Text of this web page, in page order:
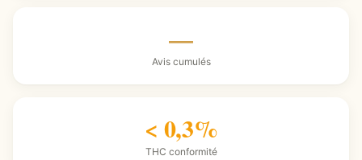
—
Avis cumulés
< 0,3%
THC conformité